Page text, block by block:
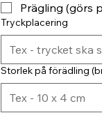
Prägling (görs
Tryckplacering
Storlek på förädling